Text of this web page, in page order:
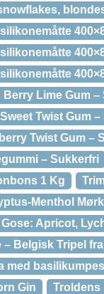
Berry Lime Gum –
Twist Gum
Twist Gum –
– Sukkerfri
1 Kg
Menthol
Apricot,
Belgisk Tripel fra
med
Gin
Troldens